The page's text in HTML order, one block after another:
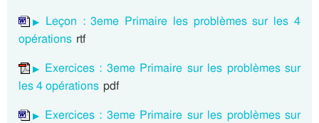
Leçon : 3eme Primaire les problèmes sur les 4
opérations rtf
Exercices : 3eme Primaire sur les problèmes sur
les 4 opérations pdf
Exercices : 3eme Primaire sur les problèmes sur